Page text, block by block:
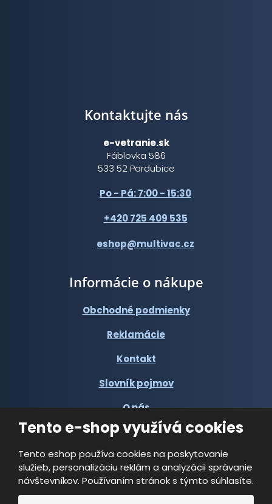
Tento e-shop využívá cookies
Tento eshop používa cookies na poskytovanie
služieb, personalizáciu reklám a analyzácii správanie
návštevníkov. Používaním stránok s týmto súhlasíte.
Kontaktujte nás
e-vetranie.sk
Fáblovka 586
533 52 Pardubice
Po - Pá: 7:00 - 15:30
+420 725 409 535
eshop@multivac.cz
Informácie o nákupe
Obchodné podmienky
Reklamácie
Kontakt
Slovník pojmov
O nás
© 2026, Multi-VAC spol. s r.o.